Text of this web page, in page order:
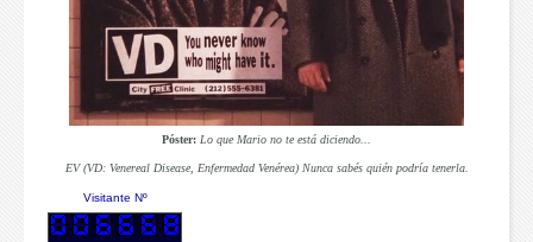
Póster: Lo que Mario no te está diciendo...
EV (VD: Venereal Disease, Enfermedad Venérea) Nunca sabés quién podría tenerla.
Visitante Nº